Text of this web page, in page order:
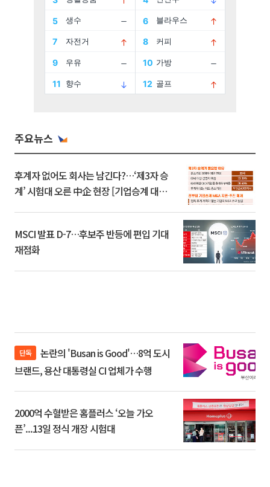
주요뉴스
후계자 없어도 회사는 남긴다?…‘제3자 승
계’ 시험대 오른 中企 현장 [기업승계 대전
MSCI 발표 D-7…후보주 반등에 편입 기대
재점화
단독
브랜드, 용산 대통령실 CI 업체가 수행
2000억 수혈받은 홈플러스 ‘오늘 가오
픈’...13일 정식 개장 시험대